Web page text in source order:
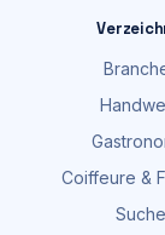
Coiffeure &
Suche